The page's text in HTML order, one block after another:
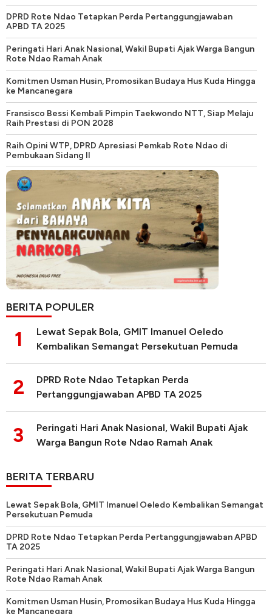
DPRD Rote Ndao Tetapkan Perda Pertanggungjawaban
APBD TA 2025
Peringati Hari Anak Nasional, Wakil Bupati Ajak Warga Bangun
Rote Ndao Ramah Anak
Komitmen Usman Husin, Promosikan Budaya Hus Kuda Hingga
ke Mancanegara
Fransisco Bessi Kembali Pimpin Taekwondo NTT, Siap Melaju
Raih Prestasi di PON 2028
Raih Opini WTP, DPRD Apresiasi Pemkab Rote Ndao di
Pembukaan Sidang II
BERITA POPULER
1
Lewat Sepak Bola, GMIT Imanuel Oeledo
Kembalikan Semangat Persekutuan Pemuda
2
DPRD Rote Ndao Tetapkan Perda
Pertanggungjawaban APBD TA 2025
3
Peringati Hari Anak Nasional, Wakil Bupati Ajak
Warga Bangun Rote Ndao Ramah Anak
BERITA TERBARU
Lewat Sepak Bola, GMIT Imanuel Oeledo Kembalikan Semangat
Persekutuan Pemuda
DPRD Rote Ndao Tetapkan Perda Pertanggungjawaban APBD
TA 2025
Peringati Hari Anak Nasional, Wakil Bupati Ajak Warga Bangun
Rote Ndao Ramah Anak
Komitmen Usman Husin, Promosikan Budaya Hus Kuda Hingga
ke Mancanegara